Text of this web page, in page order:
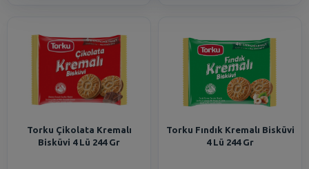
Torku Çikolata Kremalı
Bisküvi 4 Lü 244 Gr
Torku Fındık Kremalı Bisküvi
4 Lü 244 Gr